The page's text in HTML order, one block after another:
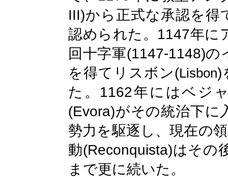
III)から正式な承認を得
認められた。 1147年に
回十字軍(1147-1148)の
を得てリスボン(Lisbon)
た。 1162年にはベジ
(Evora)がその統治下に
勢力を駆逐し、現在の
動(Reconquista)はその
まで更に続いた。